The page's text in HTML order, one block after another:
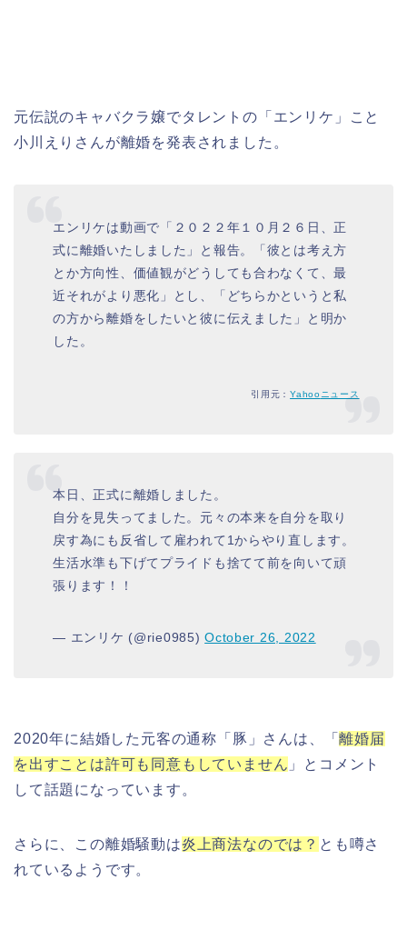
元伝説のキャバクラ嬢でタレントの「エンリケ」こと
小川えりさんが離婚を発表されました。
エンリケは動画で「２０２２年１０月２６日、正
式に離婚いたしました」と報告。「彼とは考え方
とか方向性、価値観がどうしても合わなくて、最
近それがより悪化」とし、「どちらかというと私
の方から離婚をしたいと彼に伝えました」と明か
した。
引用元：Yahoo ニュース
本日、正式に離婚しました。
自分を見失ってました。元々の本来を自分を取り
戻す為にも反省して雇われて1からやり直します。
生活水準も下げてプライドも捨てて前を向いて頑
張ります！！
— エンリケ (@rie0985)October 26, 2022
2020年に結婚した元客の通称「豚」さんは、「離婚届
を出すことは許可も同意もしていません 」とコメント
して話題になっています。
さらに、この離婚騒動は炎上商法なのでは？ とも噂さ
れているようです。